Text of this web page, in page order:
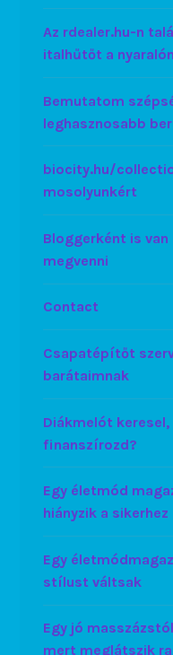
Az rdealer.hu-n
italhűtőt a
Bemutatom
leghasznosabb
biocity.hu/
mosolyunkért
Bloggerként is
megvenni
Contact
Csapatépítőt
barátaimnak
Diákmelót
finanszírozd?
Egy életmód
hiányzik a sikerhez
Egy
stílust váltsak
Egy jó
mert meglátszik